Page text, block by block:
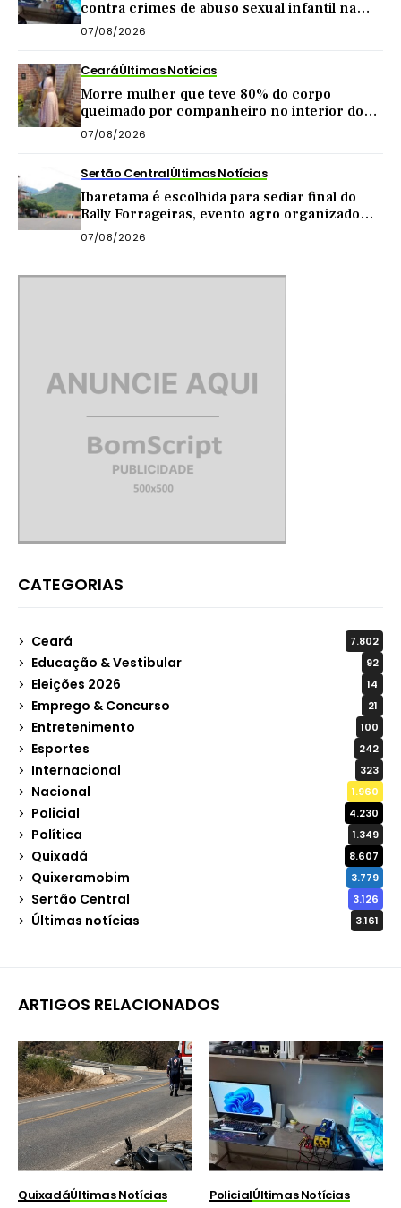
contra crimes de abuso sexual infantil na
internet
07/08/2026
CearáÚltimas Notícias
Morre mulher que teve 80% do corpo
queimado por companheiro no interior do
Ceará
07/08/2026
Sertão CentralÚltimas Notícias
Ibaretama é escolhida para sediar final do
Rally Forrageiras, evento agro organizado
pela CNA
07/08/2026
CATEGORIAS
Ceará 7.802
Educação & Vestibular 92
Eleições 2026 14
Emprego & Concurso 21
Entretenimento 100
Esportes 242
Internacional 323
Nacional 1.960
Policial 4.230
Política 1.349
Quixadá 8.607
Quixeramobim 3.779
Sertão Central 3.126
Últimas notícias 3.161
ARTIGOS RELACIONADOS
QuixadáÚltimas Notícias PolicialÚltimas Notícias